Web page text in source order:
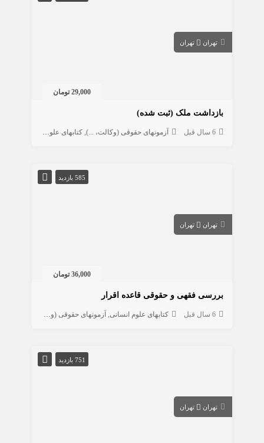
تهران تهران
29,000 تومان
بازداشت ملک (ثبت شده)
6 سال قبل آزمونهای حقوقی (وکالت، ...) کتابهای علوم انسانی
585 بازدید
تهران تهران
36,000 تومان
بررسی فقهی و حقوقی قاعده اقرار
6 سال قبل کتابهای علوم انسانی آزمونهای حقوقی (وکالت، ...)
751 بازدید
تهران تهران